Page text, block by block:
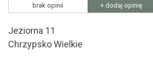
brak opinii + dodaj opinię
Jeziorna 11
Chrzypsko Wielkie